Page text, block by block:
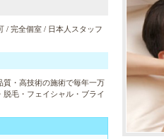
/ 完全個室 / 日本人スタッフ
・高技術の施術で毎年一万
毛・フェイシャル・ブライ